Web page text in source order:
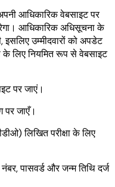
आधिकारिक वेबसाइट पर
आधिकारिक अधिसूचना के
इसलिए उम्मीदवारों को अपडेट
के लिए नियमित रूप से वेबसाइट
पर जाएं।
पर जाएँ।
लिखित परीक्षा के लिए
पासवर्ड और जन्म तिथि दर्ज